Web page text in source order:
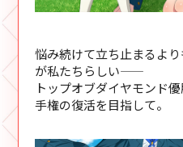
悩み続けて立ち止まるよ
が私たちらしい――
トップオブダイヤモンド
手権の復活を目指して。